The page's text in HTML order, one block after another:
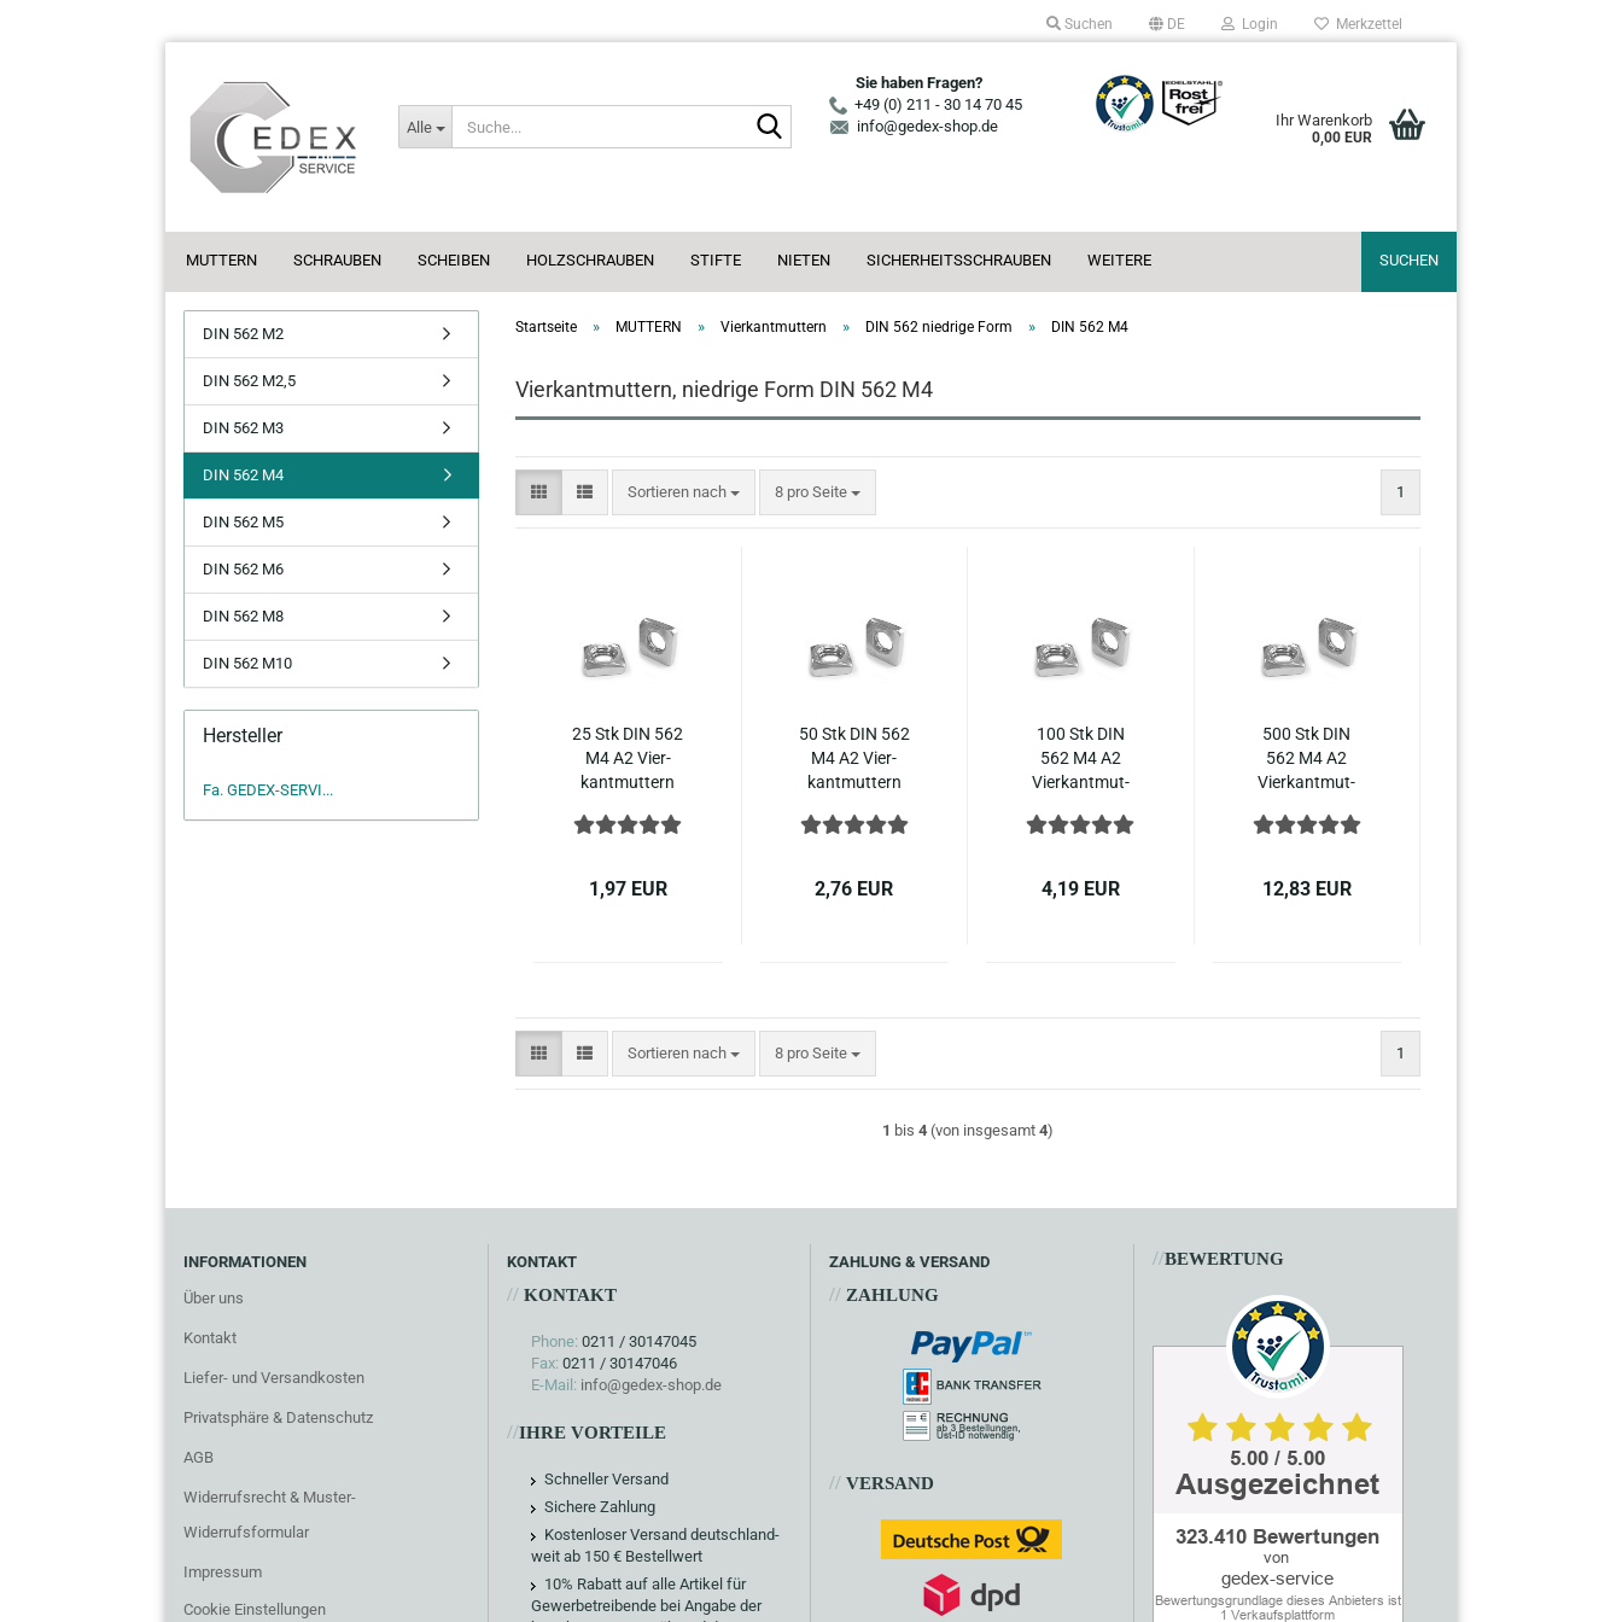
Suchen DE Login Merkzettel
Alle
Suche...
Sie haben Fragen?
+49 (0) 211 - 30 14 70 45
info@gedex-shop.de
Ihr Warenkorb
0,00 EUR
MUTTERN SCHRAUBEN SCHEIBEN HOLZSCHRAUBEN STIFTE NIETEN SICHERHEITSSCHRAUBEN SUCHEN
WEITERE
Startseite » MUTTERN » Vierkantmuttern » DIN 562 niedrige Form » DIN 562 M4
Vierkantmuttern, niedrige Form DIN 562 M4
Sortieren nach
Sortieren nach 8 pro Seite
pro Seite 1
25 Stk DIN 562
M4 A2 Vier­
kant­mut­tern
Edel­stahl
1,97 EUR
50 Stk DIN 562
M4 A2 Vier­
kant­mut­tern
Edel­stahl A2
2,76 EUR
100 Stk DIN
562 M4 A2
Vier­kant­mut­
Form Edel­stahl
4,19 EUR
500 Stk DIN
562 M4 A2
Vier­kant­mut­
Form Edel­stahl
12,83 EUR
Sortieren nach
Sortieren nach 8 pro Seite
pro Seite 1
1 bis 4 (von insgesamt 4)
DIN 562 M2
DIN 562 M2,5
DIN 562 M3
DIN 562 M4
DIN 562 M5
DIN 562 M6
DIN 562 M8
DIN 562 M10
Hersteller
Fa. GEDEX-SERVI...
INFORMATIONEN
Über uns
Kontakt
Liefer- und Versandkosten
Privatsphäre & Datenschutz
AGB
Widerrufsrecht & Muster-
Widerrufsformular
Impressum
Cookie Einstellungen
KONTAKT
//KONTAKT
Phone: 0211 / 30147045
Fax: 0211 / 30147046
E-Mail: info@gedex-shop.de
//IHRE VORTEILE
Schneller Versand
Sichere Zahlung
Kostenloser Versand deutschland-
weit ab 150 € Bestellwert
10% Rabatt auf alle Artikel für
Gewerbetreibende bei Angabe der
ZAHLUNG & VERSAND
// ZAHLUNG
// VERSAND
//BEWERTUNG